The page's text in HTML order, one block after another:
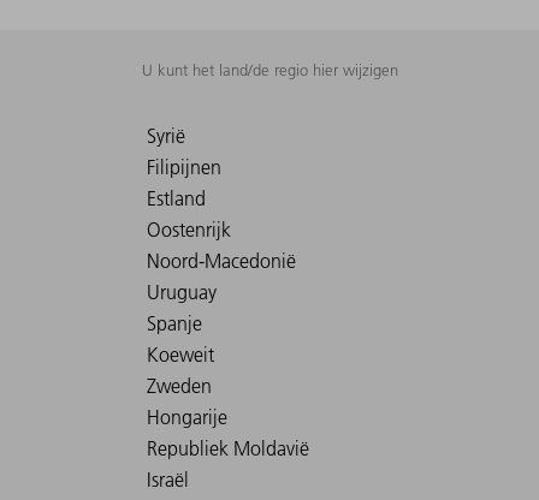
U kunt het land/de regio hier wijzigen